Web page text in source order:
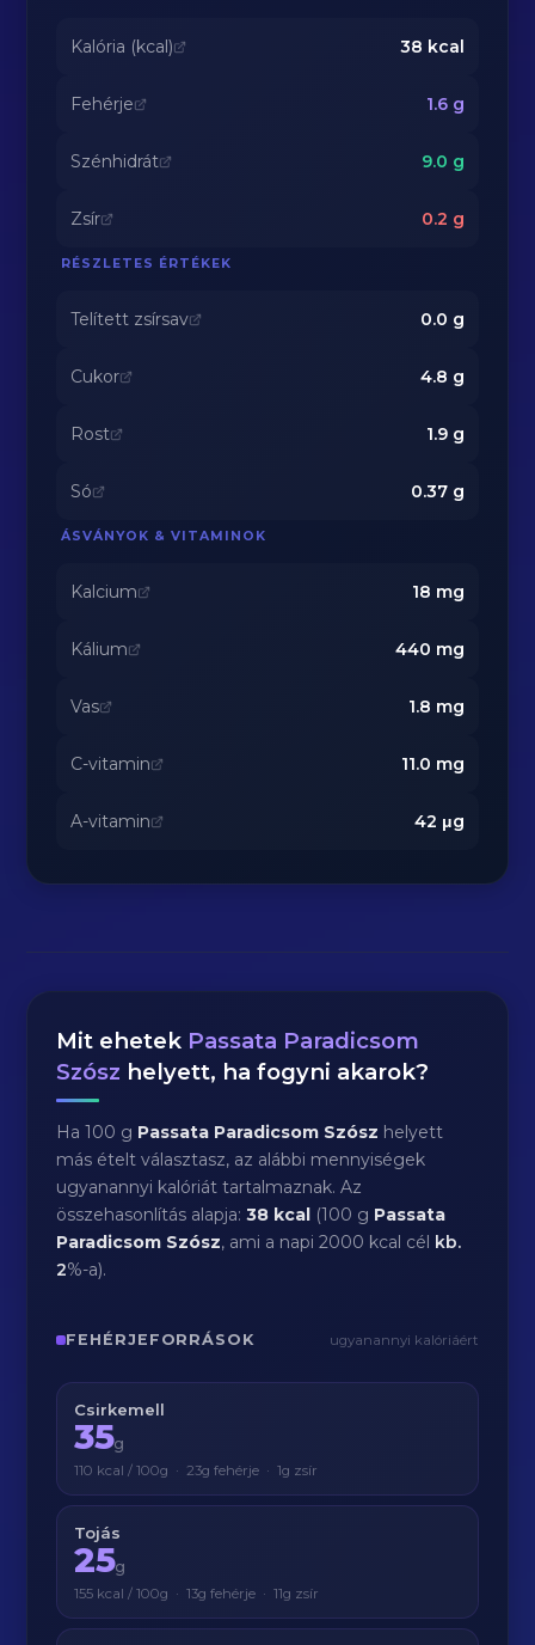
Kalória (kcal) 38 kcal
Fehérje 1.6g
Szénhidrát 9.0 g
Zsír 0.2 g
RÉSZLETES ÉRTÉKEK
Telített zsírsav 0.0 g
Cukor 4.8 g
Rost 1.9g
Só 0.37g
ÁSVÁNYOK & VITAMINOK
Kalcium 18 mg
Kálium 440 mg
Vas 1.8 mg
C-vitamin 11.0 mg
A-vitamin 42 μg
Mit ehetek Passata Paradicsom
Szósz helyett, ha fogyni akarok?
Ha 100 g Passata Paradicsom Szósz helyett
más ételt választasz, az alábbi mennyiségek
ugyanannyi kalóriát tartalmaznak. Az
összehasonlítás alapja:38 kcal (100 g Passata
Paradicsom Szósz, ami a napi 2000 kcal cél kb.
2%-a).
FEHÉRJEFORRÁSOK ugyanannyi kalóriáért
Csirkemell
35g
110 kcal / 100g · 23g fehérje · 1g zsír
Tojás
25g
155 kcal / 100g · 13g fehérje · 11g zsír